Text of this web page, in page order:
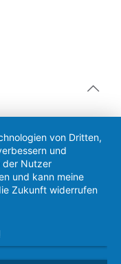
von Dritten,
und
der Nutzer
und kann meine
Zukunft widerrufen